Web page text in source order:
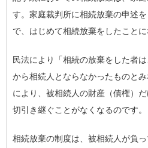
す。家庭裁判所に相続放棄の申述
で、はじめて相続放棄をしたことに
民法により「相続の放棄をした者
から相続人とならなかったものと
により、被相続人の財産（債権）
切引き継ぐことがなくなるのです。
相続放棄の制度は、被相続人が負